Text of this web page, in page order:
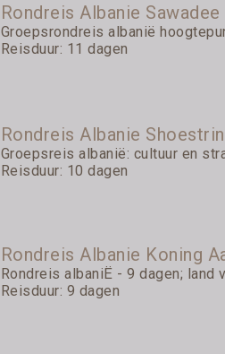
Rondreis Albanie Sawadee
Groepsrondreis albanië
Reisduur: 11 dagen
Rondreis Albanie
Groepsreis albanië: cultuur en
Reisduur: 10 dagen
Rondreis Albanie Koning
Rondreis albaniË - 9 dagen; land
Reisduur: 9 dagen